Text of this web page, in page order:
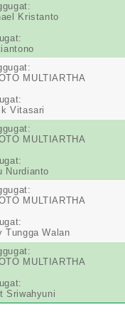
Kristanto
MULTIARTHA
Vitasari
MULTIARTHA
Nurdianto
MULTIARTHA
Tungga Walan
MULTIARTHA
Sriwahyuni